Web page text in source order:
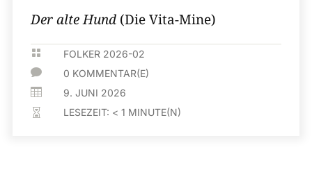
Der alte Hund (Die Vita-Mine)
 FOLKER 2026-02
 0 KOMMENTAR(E)
 9. JUNI 2026
 LESEZEIT: < 1 MINUTE(N)